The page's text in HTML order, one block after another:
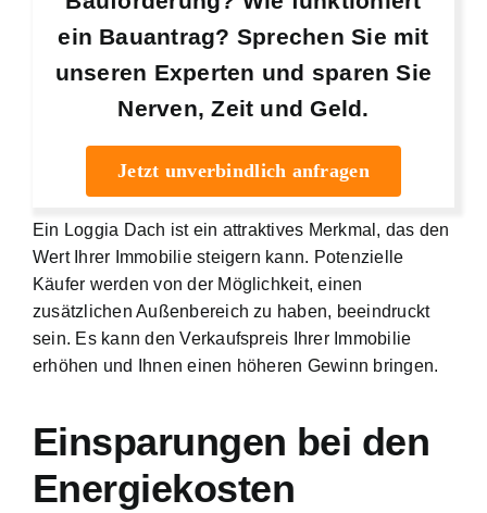
ein Bauantrag? Sprechen Sie mit
unseren Experten und sparen Sie
Nerven, Zeit und Geld.
Jetzt unverbindlich anfragen
Ein Loggia Dach ist ein attraktives Merkmal, das den
Wert Ihrer Immobilie steigern kann. Potenzielle
Käufer werden von der Möglichkeit, einen
zusätzlichen Außenbereich zu haben, beeindruckt
sein. Es kann den Verkaufspreis Ihrer Immobilie
erhöhen und Ihnen einen höheren Gewinn bringen.
Einsparungen bei den
Energiekosten